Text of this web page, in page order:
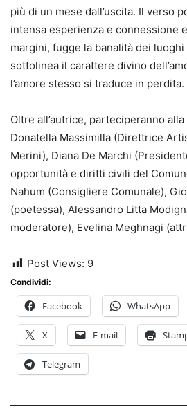
più di un mese dall’uscita. Il verso
intensa esperienza e connessione
margini, fugge la banalità dei
sottolinea il carattere divino
l’amore stesso si traduce in perdita.
Oltre all’autrice, parteciperanno
Donatella Massimilla (Direttrice
Merini), Diana De Marchi
opportunità e diritti civili del
Nahum (Consigliere Comunale),
(poetessa), Alessandro Litta
moderatore), Evelina Meghnagi
Post Views: 9
Condividi:
Facebook WhatsApp
X E-mail
Telegram